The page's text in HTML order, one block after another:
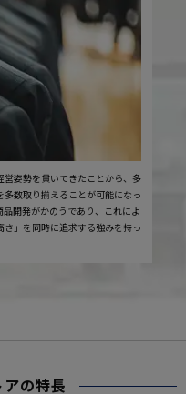
姿勢を貫いてきたことから、多
数取り揃えることが可能になっ
開発がかのうであり、これによ
」を同時に追求する強みを持っ
の特長